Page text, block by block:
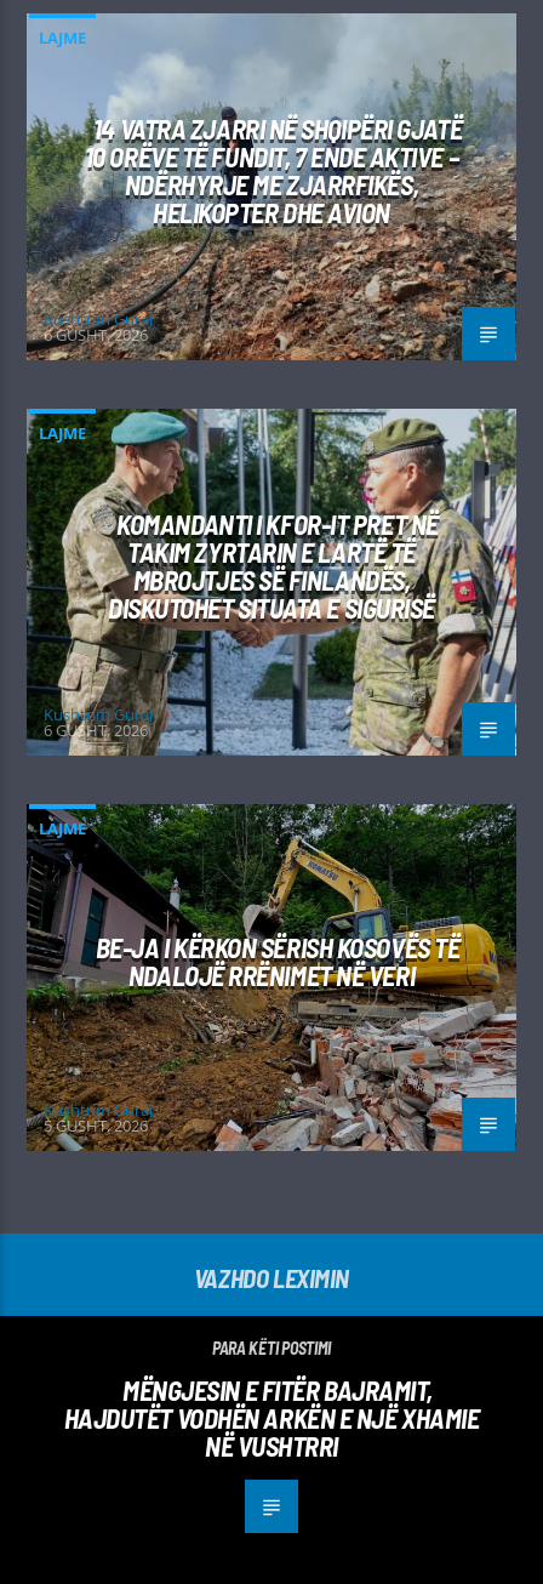
LAJME
14 VATRA ZJARRI NË SHQIPËRI GJATË
10 ORËVE TË FUNDIT, 7 ENDE AKTIVE –
NDËRHYRJE ME ZJARRFIKËS,
HELIKOPTER DHE AVION
Kushtrim Guraj
6 GUSHT, 2026
LAJME
KOMANDANTI I KFOR-IT PRET NË
TAKIM ZYRTARIN E LARTË TË
MBROJTJES SË FINLANDËS,
DISKUTOHET SITUATA E SIGURISË
Kushtrim Guraj
6 GUSHT, 2026
LAJME
BE-JA I KËRKON SËRISH KOSOVËS TË
NDALOJË RRËNIMET NË VERI
Kushtrim Guraj
5 GUSHT, 2026
VAZHDO LEXIMIN
PARA KËTI POSTIMI
MËNGJESIN E FITËR BAJRAMIT,
HAJDUTËT VODHËN ARKËN E NJË XHAMIE
NË VUSHTRRI